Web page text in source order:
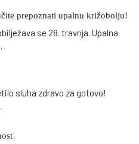
prepoznati upalnu križobolju!
se 28. travnja. Upalna
sluha zdravo za gotovo!